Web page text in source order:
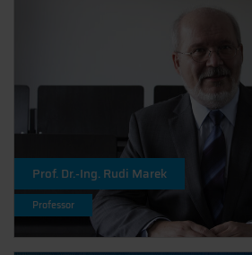
Prof. Dr.-Ing. Rudi Marek
Professor